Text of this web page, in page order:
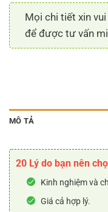
Mọi chi tiết xin
để được tư vấn
MÔ TẢ
20 Lý do bạn nên
Kinh nghiệm và
Giá cả hợp lý.